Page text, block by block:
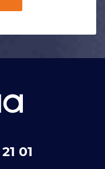
01